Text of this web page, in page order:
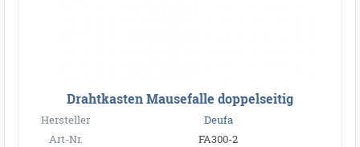
Drahtkasten Mausefalle doppelseitig
Hersteller
Deufa
Art-Nr.
FA300-2